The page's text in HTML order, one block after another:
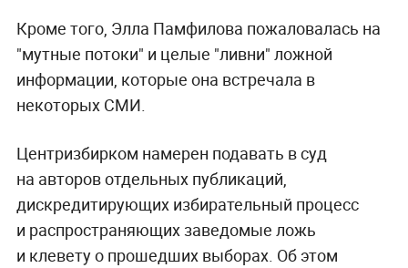
Кроме того, Элла Памфилова пожаловалась на
"мутные потоки" и целые "ливни" ложной
информации, которые она встречала в
некоторых СМИ.
Центризбирком намерен подавать в суд
на авторов отдельных публикаций,
дискредитирующих избирательный процесс
и распространяющих заведомые ложь
и клевету о прошедших выборах. Об этом